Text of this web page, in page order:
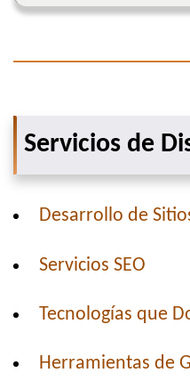
Servicios de
Desarrollo de
Servicios SEO
Tecnologías que
Herramientas de